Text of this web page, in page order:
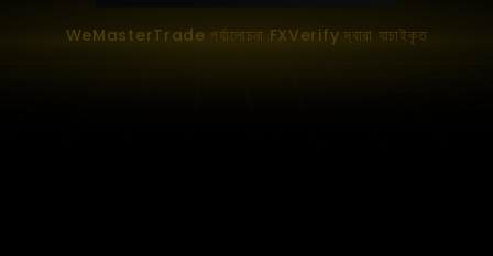
WeMasterTrade পর্যালোচনা FXVerify দ্বারা যাচাইকৃত